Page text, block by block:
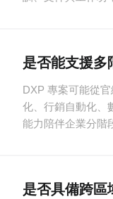
是否能支援多
DXP 專案可能從
化、行銷自動化、
能力陪伴企業分階
是否具備跨區